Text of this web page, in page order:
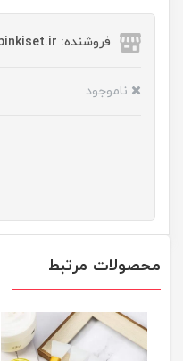
فروشنده: www.pinkiset.ir
ناموجود
محصولات مرتبط